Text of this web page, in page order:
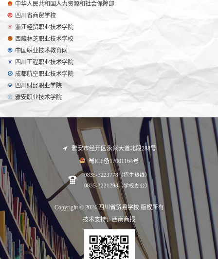
中华人民共和国人力资源和社会保障部
四川省商贸学校
浙江经贸职业技术学院
西藏林芝职业技术学校
中国职业技术教育网
四川工程职业技术学院
成都航空职业技术学院
四川财经职业学院
雅安职业技术学院
雅安市经开区永兴大道北段288号
蜀ICP备17001164号
0835-3223778（招生热线）
0835-3221298（学校办公）
Copyright © 2024 四川省贸易学校 版权所有
技术支持：西南商报